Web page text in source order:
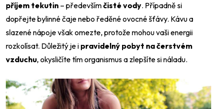
příjem tekutin – předevšímčisté vody. Případně si
dopřejte bylinné čaje nebo ředěné ovocné šťávy. Kávu a
slazené nápoje však omezte, protože mohou vaši energii
rozkolísat. Důležitý je i pravidelný pobyt na čerstvém
vzduchu, okysličíte tím organismus a zlepšíte si náladu.